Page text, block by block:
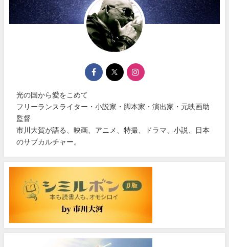
光の国から愛をこめて
フリーランスライター・小説家・脚本家・演出家・元映画助
監督
市川大賀が語る、映画、アニメ、特撮、ドラマ、小説、日本
のサブカルチャー。